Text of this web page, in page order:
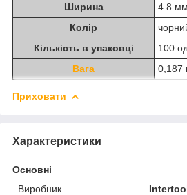
Ширина
4.8 мм
Колір
Кількість в упаковці
100 од.
Вага
0,187
Приховати
Характеристики
Основні
Виробник